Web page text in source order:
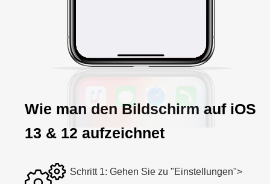
Wie man den Bildschirm auf iOS
13 & 12 aufzeichnet
Schritt 1: Gehen Sie zu "Einstellungen">